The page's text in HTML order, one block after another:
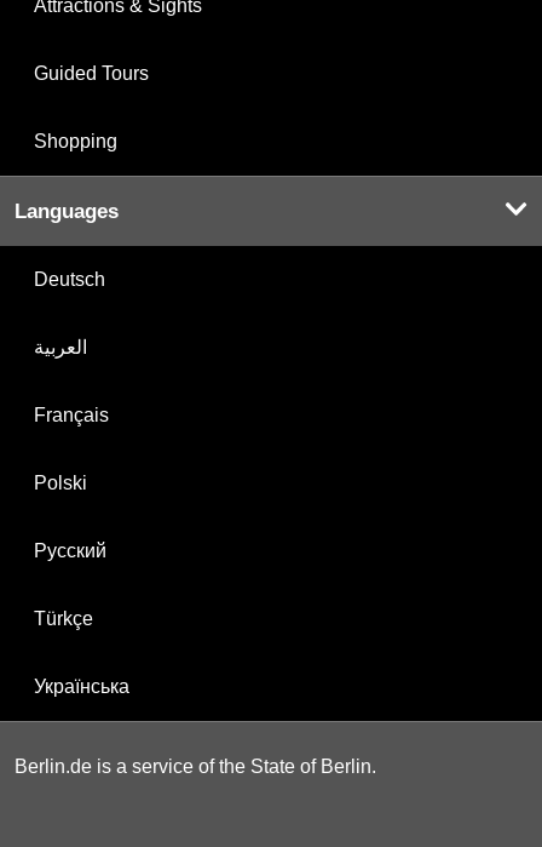
Attractions & Sights
Guided Tours
Shopping
Languages
Deutsch
العربية
Français
Polski
Русский
Türkçe
Українська
Berlin.de is a service of the State of Berlin.